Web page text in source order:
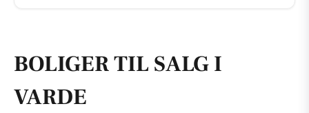
BOLIGER TIL SALG I
VARDE